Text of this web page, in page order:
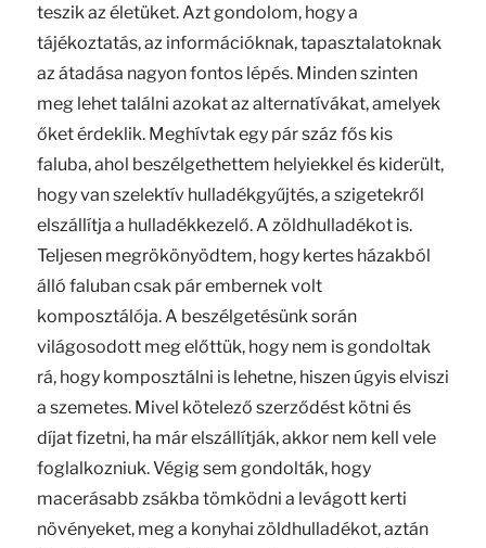
teszik az életüket. Azt gondolom, hogy a
tájékoztatás, az információknak, tapasztalatoknak
az átadása nagyon fontos lépés. Minden szinten
meg lehet találni azokat az alternatívákat, amelyek
őket érdeklik. Meghívtak egy pár száz fős kis
faluba, ahol beszélgethettem helyiekkel és kiderült,
hogy van szelektív hulladékgyűjtés, a szigetekről
elszállítja a hulladékkezelő. A zöldhulladékot is.
Teljesen megrökönyödtem, hogy kertes házakból
álló faluban csak pár embernek volt
komposztálója. A beszélgetésünk során
világosodott meg előttük, hogy nem is gondoltak
rá, hogy komposztálni is lehetne, hiszen úgyis elviszi
a szemetes. Mivel kötelező szerződést kötni és
díjat fizetni, ha már elszállítják, akkor nem kell vele
foglalkozniuk. Végig sem gondolták, hogy
macerásabb zsákba tömködni a levágott kerti
növényeket, meg a konyhai zöldhulladékot, aztán